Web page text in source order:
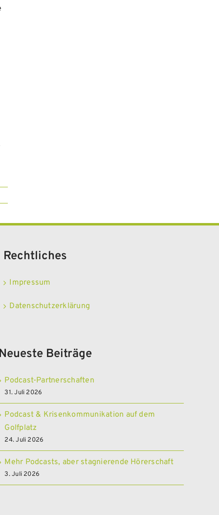
Rechtliches
Impressum
Datenschutzerklärung
Neueste Beiträge
Podcast-Partnerschaften
31. Juli 2026
Podcast & Krisenkommunikation auf dem
Golfplatz
24. Juli 2026
Mehr Podcasts, aber stagnierende Hörerschaft
3. Juli 2026